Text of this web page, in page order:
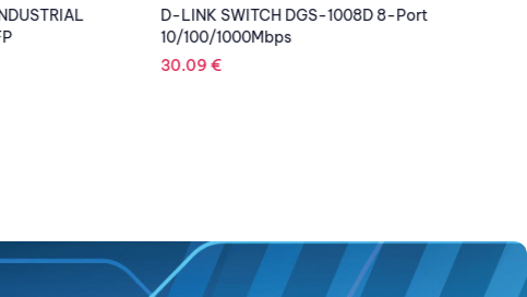
D-LINK SWITCH DGS-1008D 8-Port
10/100/1000Mbps
30.09€